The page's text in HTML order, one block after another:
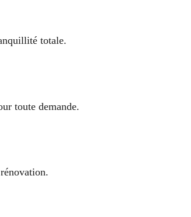
totale.
toute demande.